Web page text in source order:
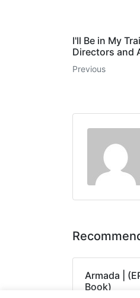
I'll Be in My
Directors and
Previous
Armada |
Book)